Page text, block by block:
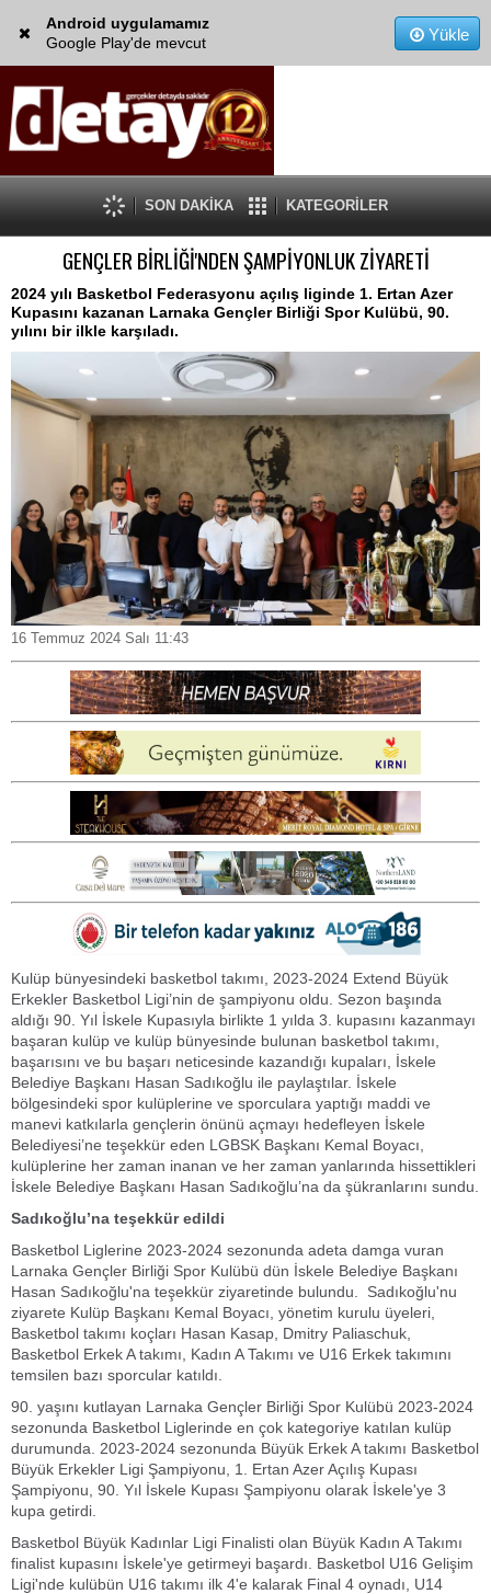
Android uygulamamız
Google Play'de mevcut
Yükle
SON DAKİKA KATEGORİLER
GENÇLER BİRLİĞİ'NDEN ŞAMPİYONLUK ZİYARETİ
2024 yılı Basketbol Federasyonu açılış liginde 1. Ertan Azer
Kupasını kazanan Larnaka Gençler Birliği Spor Kulübü, 90.
yılını bir ilkle karşıladı.
16 Temmuz 2024 Salı 11:43
Kulüp bünyesindeki basketbol takımı, 2023-2024 Extend Büyük
Erkekler Basketbol Ligi’nin de şampiyonu oldu. Sezon başında
aldığı 90. Yıl İskele Kupasıyla birlikte 1 yılda 3. kupasını kazanmayı
başaran kulüp ve kulüp bünyesinde bulunan basketbol takımı,
başarısını ve bu başarı neticesinde kazandığı kupaları, İskele
Belediye Başkanı Hasan Sadıkoğlu ile paylaştılar. İskele
bölgesindeki spor kulüplerine ve sporculara yaptığı maddi ve
manevi katkılarla gençlerin önünü açmayı hedefleyen İskele
Belediyesi’ne teşekkür eden LGBSK Başkanı Kemal Boyacı,
kulüplerine her zaman inanan ve her zaman yanlarında hissettikleri
İskele Belediye Başkanı Hasan Sadıkoğlu’na da şükranlarını sundu.
Sadıkoğlu’na teşekkür edildi
Basketbol Liglerine 2023-2024 sezonunda adeta damga vuran
Larnaka Gençler Birliği Spor Kulübü dün İskele Belediye Başkanı
Hasan Sadıkoğlu'na teşekkür ziyaretinde bulundu. Sadıkoğlu'nu
ziyarete Kulüp Başkanı Kemal Boyacı, yönetim kurulu üyeleri,
Basketbol takımı koçları Hasan Kasap, Dmitry Paliaschuk,
Basketbol Erkek A takımı, Kadın A Takımı ve U16 Erkek takımını
temsilen bazı sporcular katıldı.
90. yaşını kutlayan Larnaka Gençler Birliği Spor Kulübü 2023-2024
sezonunda Basketbol Liglerinde en çok kategoriye katılan kulüp
durumunda. 2023-2024 sezonunda Büyük Erkek A takımı Basketbol
Büyük Erkekler Ligi Şampiyonu, 1. Ertan Azer Açılış Kupası
Şampiyonu, 90. Yıl İskele Kupası Şampiyonu olarak İskele'ye 3
kupa getirdi.
Basketbol Büyük Kadınlar Ligi Finalisti olan Büyük Kadın A Takımı
finalist kupasını İskele'ye getirmeyi başardı. Basketbol U16 Gelişim
Ligi'nde kulübün U16 takımı ilk 4'e kalarak Final 4 oynadı, U14